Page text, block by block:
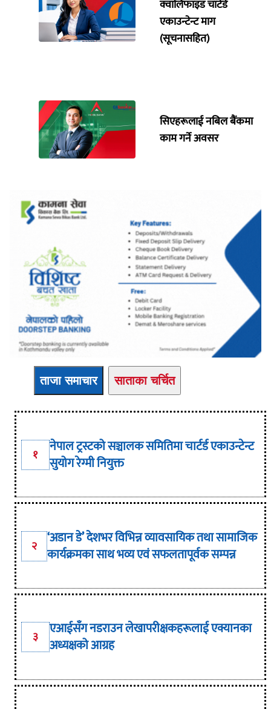
क्वालिफाइड चार्टर्ड
एकाउन्टेन्ट माग
(सूचनासहित)
सिएहरूलाई नबिल बैंकमा
काम गर्ने अवसर
ताजा समाचार साताका चर्चित
१
नेपाल ट्रस्टको सञ्चालक समितिमा चार्टर्ड एकाउन्टेन्ट
सुयोग रेग्मी नियुक्त
२ ‘अडान डे’ देशभर विभिन्न व्यावसायिक तथा सामाजिक
कार्यक्रमका साथ भव्य एवं सफलतापूर्वक सम्पन्न
३
एआईसँग नडराउन लेखापरीक्षकहरूलाई एक्यानका
अध्यक्षको आग्रह